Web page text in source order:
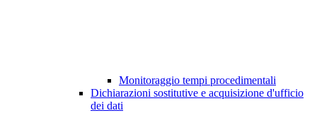
Monitoraggio tempi procedimentali
Dichiarazioni sostitutive e acquisizione d'ufficio
dei dati